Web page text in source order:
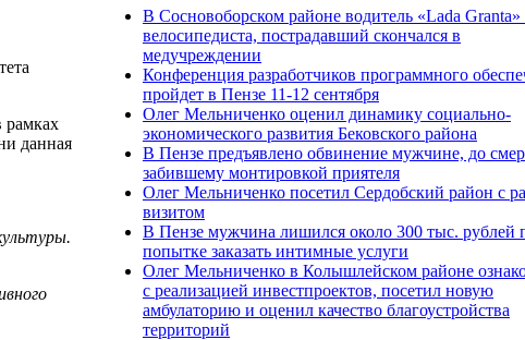
рамках
данная
В Сосновоборском районе водитель «Lada Granta»
велосипедиста, пострадавший скончался в
медучреждении
Конференция разработчиков программного
пройдет в Пензе 11-12 сентября
Олег Мельниченко оценил динамику социально-
экономического развития Бековского района
В Пензе предъявлено обвинение мужчине, до
забившему монтировкой приятеля
Олег Мельниченко посетил Сердобский район с
визитом
В Пензе мужчина лишился около 300 тыс. рублей
попытке заказать интимные услуги
Олег Мельниченко в Колышлейском районе
с реализацией инвестпроектов, посетил новую
амбулаторию и оценил качество благоустройства
территорий